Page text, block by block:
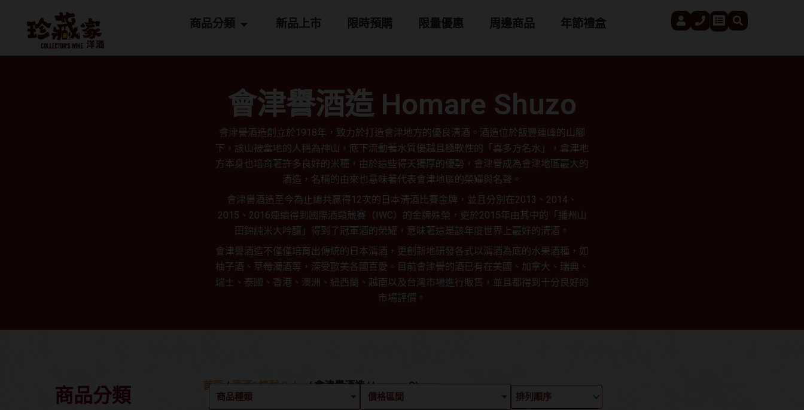
要
商品分類 Open 商品分類新品上市 限時預購 限量優惠 周邊商品 年節禮盒
UserPhoneCartSearch
會津譽酒造 Homare Shuzo
會津譽酒造創立於1918年，致力於打造會津地方的優良清酒。酒造位於飯豐連峰的山腳
下，該山被當地的人稱為神山，底下流動著水質優越且極軟性的「喜多方名水」，會津地
方本身也培育著許多良好的米種，由於這些得天獨厚的優勢，會津譽成為會津地區最大的
酒造，名稱的由來也意味著代表會津地區的榮耀與名聲。
會津譽酒造至今為止總共贏得12次的日本清酒比賽金牌，並且分別在2013、2014、
2015、2016連續得到國際酒類競賽（IWC）的金牌殊榮，更於2015年由其中的「播州山
田錦純米大吟釀」得到了冠軍酒的榮耀，意味著這是該年度世界上最好的清酒。
會津譽酒造不僅僅培育出傳統的日本清酒，更創新地研發各式以清酒為底的水果酒種，如
柚子酒、草莓濁酒等，深受歐美各國喜愛。目前會津譽的酒已有在美國、加拿大、瑞典、
瑞士、泰國、香港、澳洲、紐西蘭、越南以及台灣市場進行販售，並且都得到十分良好的
市場評價。
商品分類 首頁/清酒&燒酎 Sake/ 會津譽酒造 Homare Shuzo
商品種類 價格區間